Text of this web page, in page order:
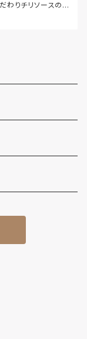
わりチリソースのセ
ｇ×2）※2～3人前